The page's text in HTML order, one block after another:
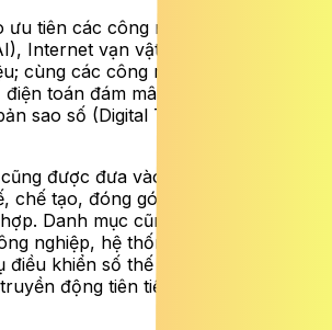
tiên các công nghệ nền tảng gồm
Internet vạn vật (IoT), dữ liệu lớn
cùng các công nghệ mới như chuỗi
toán đám mây, lượng tử, an ninh
sao số (Digital Twin) và thực tại mở
được đưa vào danh mục với các
chế tạo, đóng gói và kiểm thử vi
Danh mục cũng đề cập các công
nghiệp, hệ thống sản xuất linh
khiển số thế hệ mới và các hệ
động tiên tiến phục vụ tự động